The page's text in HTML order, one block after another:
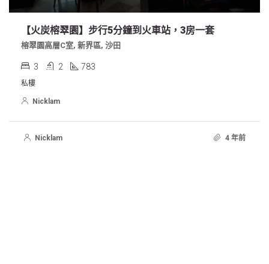
【火炭榕翠園】步行5分鐘到火車站，3房一套
榕翠園高層C室, 新界區, 沙田
3 2 783
私樓
Nicklam
Nicklam 4 年前